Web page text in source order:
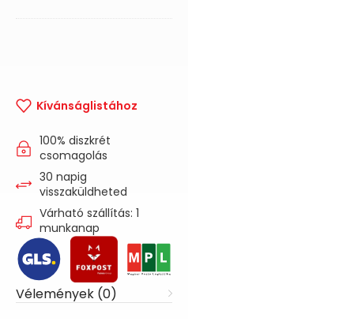
Kívánságlistához
100% diszkrét
csomagolás
30 napig
visszaküldheted
Várható szállítás: 1
munkanap
Vélemények (0)